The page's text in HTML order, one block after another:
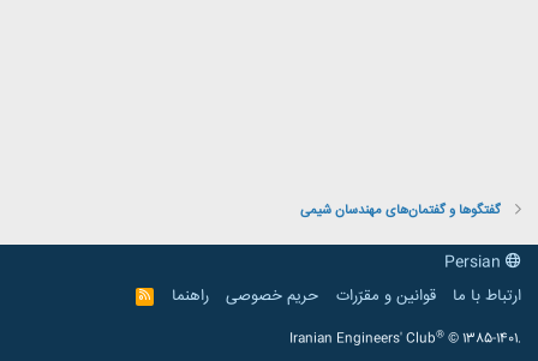
گفتگوها و گفتمان‌های مهندسان شیمی
ارتباط با ما
قوانین و مقرّرات حریم خصوصی راهنما
R
S
Iranian Engineers' Club® © 1385-1401.